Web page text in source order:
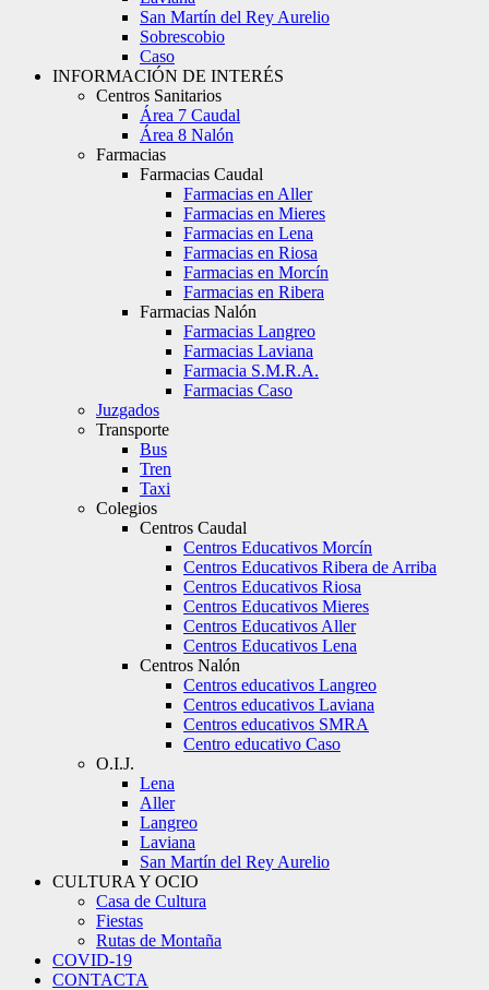
San Martín del Rey Aurelio
Sobrescobio
Caso
INFORMACIÓN DE INTERÉS
Centros Sanitarios
Área 7 Caudal
Área 8 Nalón
Farmacias
Farmacias Caudal
Farmacias en Aller
Farmacias en Mieres
Farmacias en Lena
Farmacias en Riosa
Farmacias en Morcín
Farmacias en Ribera
Farmacias Nalón
Farmacias Langreo
Farmacias Laviana
Farmacia S.M.R.A.
Farmacias Caso
Juzgados
Transporte
Bus
Tren
Taxi
Colegios
Centros Caudal
Centros Educativos Morcín
Centros Educativos Ribera de Arriba
Centros Educativos Riosa
Centros Educativos Mieres
Centros Educativos Aller
Centros Educativos Lena
Centros Nalón
Centros educativos Langreo
Centros educativos Laviana
Centros educativos SMRA
Centro educativo Caso
O.I.J.
Lena
Aller
Langreo
Laviana
San Martín del Rey Aurelio
CULTURA Y OCIO
Casa de Cultura
Fiestas
Rutas de Montaña
COVID-19
CONTACTA